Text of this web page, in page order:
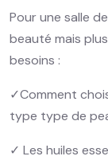
Pour une salle
beauté mais
besoins :
✓Comment
type type de
✓ Les huiles